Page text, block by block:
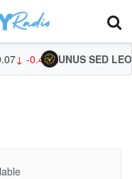
↓ -0.46%UNUS SED LEO